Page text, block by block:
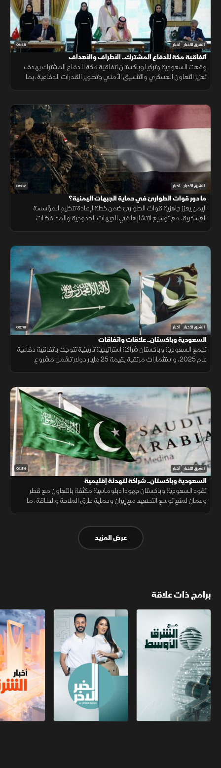
01:46 الشرق للأخبار أخبار
اتفاقية مكة للدفاع المشترك.. الأطراف والأهداف
وقعت السعودية وتركيا وباكستان اتفاقية مكة للدفاع المشترك بهدف
تعزيز التعاون العسكري والتنسيق الأمني وتطوير القدرات الدفاعية، بما
01:32 الشرق للأخبار أخبار
ما دور قوات الطوارئ في حماية الجبهات اليمنية؟
اليمن يعزز جاهزية قوات الطوارئ ضمن خطة لإعادة تنظيم المؤسسة
العسكرية، مع توسيع انتشارها في الجبهات الحدودية والمحافظات
02:18 الشرق للأخبار أخبار
السعودية وباكستان.. علاقات واتفاقات
تجمع السعودية وباكستان شراكة استراتيجية تاريخية تتوجت باتفاقية دفاعية
عام 2025، واستثمارات مرتقبة بقيمة 25 مليار دولار تشمل مشروع
01:54 الشرق للأخبار أخبار
السعودية وباكستان.. شراكة لتهدئة إقليمية
تقود السعودية وباكستان جهودا دبلوماسية مكثفة بالتعاون مع قطر
وعمان لمنع توسع التصعيد مع إيران وحماية طرق الملاحة والطاقة، ما
عرض المزيد
برامج ذات علاقة
مع الشرق الأوسط الخبر الآخر أخبار الشرق